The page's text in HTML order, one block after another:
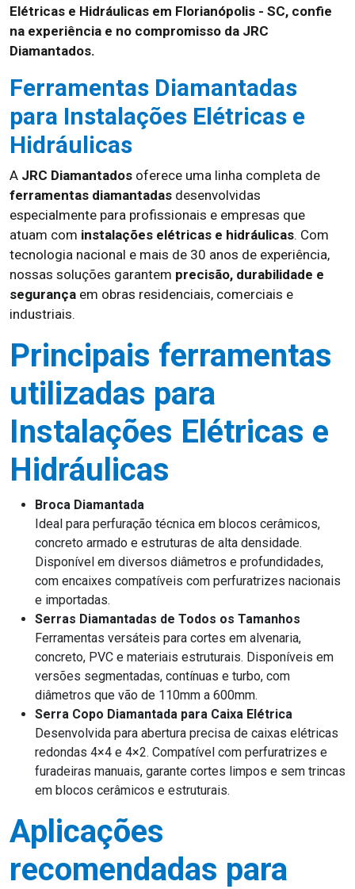
Elétricas e Hidráulicas em Florianópolis - SC, confie
na experiência e no compromisso da JRC
Diamantados.
Ferramentas Diamantadas
para Instalações Elétricas e
Hidráulicas
A JRC Diamantados oferece uma linha completa de
ferramentas diamantadas desenvolvidas
especialmente para profissionais e empresas que
atuam com instalações elétricas e hidráulicas. Com
tecnologia nacional e mais de 30 anos de experiência,
nossas soluções garantem precisão, durabilidade e
segurança em obras residenciais, comerciais e
industriais.
Principais ferramentas
utilizadas para
Instalações Elétricas e
Hidráulicas
Broca Diamantada
Ideal para perfuração técnica em blocos cerâmicos,
concreto armado e estruturas de alta densidade.
Disponível em diversos diâmetros e profundidades,
com encaixes compatíveis com perfuratrizes nacionais
e importadas.
Serras Diamantadas de Todos os Tamanhos
Ferramentas versáteis para cortes em alvenaria,
concreto, PVC e materiais estruturais. Disponíveis em
versões segmentadas, contínuas e turbo, com
diâmetros que vão de 110mm a 600mm.
Serra Copo Diamantada para Caixa Elétrica
Desenvolvida para abertura precisa de caixas elétricas
redondas 4×4 e 4×2. Compatível com perfuratrizes e
furadeiras manuais, garante cortes limpos e sem trincas
em blocos cerâmicos e estruturais.
Aplicações
recomendadas para